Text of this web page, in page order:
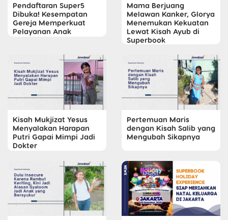
Pendaftaran Super5
Dibuka! Kesempatan
Gereja Memperkuat
Pelayanan Anak
Mama Berjuang
Melawan Kanker, Glorya
Menemukan Kekuatan
Lewat Kisah Ayub di
Superbook
Kisah Mukjizat Yesus
Menyalakan Harapan
Putri Gapai Mimpi Jadi
Dokter
Pertemuan Maris
dengan Kisah Salib yang
Mengubah Sikapnya